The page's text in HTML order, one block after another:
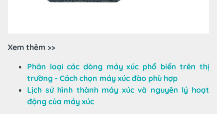
Xem thêm >>
Phân loại các dòng máy xúc phổ biến trên thị
trường - Cách chọn máy xúc đào phù hợp
Lịch sử hình thành máy xúc và nguyên lý hoạt
động của máy xúc